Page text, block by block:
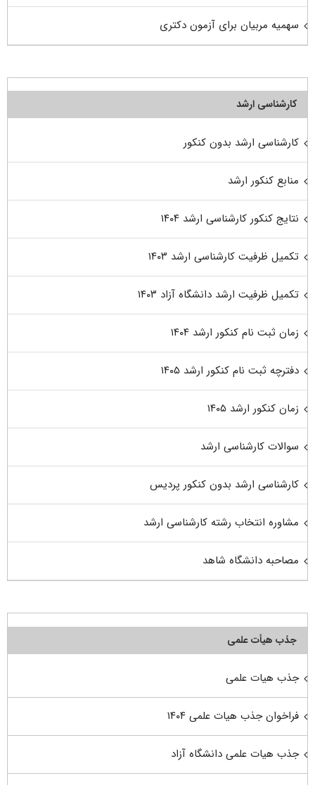
سهمیه مربیان برای آزمون دکتری
کارشناسی ارشد
کارشناسی ارشد بدون کنکور
منابع کنکور ارشد
نتایج کنکور کارشناسی ارشد ۱۴۰۴
تکمیل ظرفیت کارشناسی ارشد ۱۴۰۳
تکمیل ظرفیت ارشد دانشگاه آزاد ۱۴۰۳
زمان ثبت نام کنکور ارشد ۱۴۰۴
دفترچه ثبت نام کنکور ارشد ۱۴۰۵
زمان کنکور ارشد ۱۴۰۵
سوالات کارشناسی ارشد
کارشناسی ارشد بدون کنکور پردیس
مشاوره انتخاب رشته کارشناسی ارشد
مصاحبه دانشگاه شاهد
جذب هیأت علمی
جذب هیات علمی
فراخوان جذب هیات علمی ۱۴۰۴
جذب هیات علمی دانشگاه آزاد